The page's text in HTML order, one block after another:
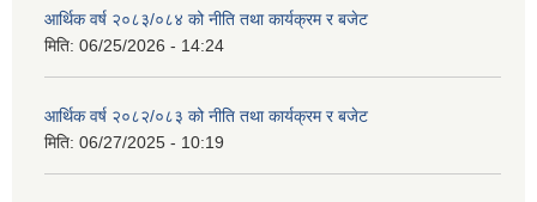
आर्थिक वर्ष २०८३/०८४ को नीति तथा कार्यक्रम र बजेट
मिति: 06/25/2026 - 14:24
आर्थिक वर्ष २०८२/०८३ को नीति तथा कार्यक्रम र बजेट
मिति: 06/27/2025 - 10:19